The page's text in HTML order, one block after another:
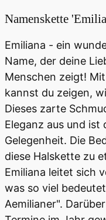
Namenskette
Emiliana - ein
Name, der deine
Menschen zeigt!
kannst du zeigen,
Dieses zarte
Eleganz aus und
Gelegenheit. Die
diese Halskette zu
Emiliana leitet sich
was so viel
Aemilianer".